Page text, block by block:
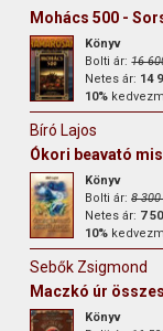
Mohács 500 -
Könyv
Bolti ár:16
Netes ár: 14
10%
Bíró Lajos
Ókori beavató
Könyv
Bolti ár:8 300
Netes ár: 7
10%
Sebők Zsigmond
Maczkó úr
Könyv